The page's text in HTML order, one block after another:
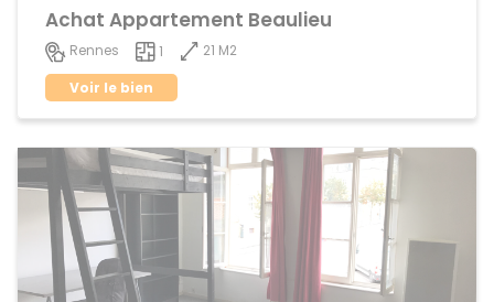
Achat Appartement Beaulieu
Rennes 1
21 M2
Voir le bien